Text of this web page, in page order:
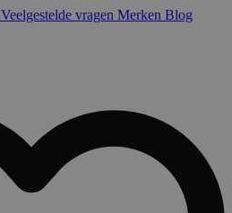
Veelgestelde vragen Merken Blog